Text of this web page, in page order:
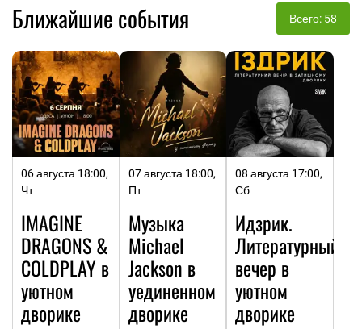
Ближайшие события Всего: 58
06 августа 18:00,
Чт
IMAGINE
DRAGONS &
COLDPLAY в
уютном
дворике
07 августа 18:00,
Пт
Музыка
Michael
Jackson в
уединенном
дворике
08 августа 17:00,
Сб
Идзрик.
Литературный
вечер в
уютном
дворике